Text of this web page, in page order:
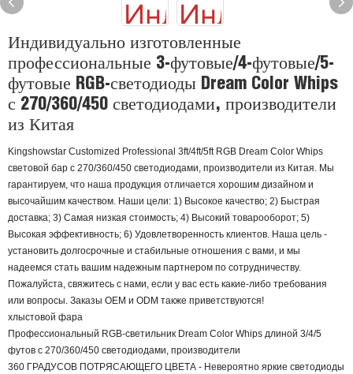
Индивидуально изготовленные
профессиональные 3-футовые/4-футовые/5-
футовые RGB-светодиоды Dream Color Whips
с 270/360/450 светодиодами, производители
из Китая
Kingshowstar Customized Professional 3ft/4ft/5ft RGB Dream Color Whips
световой бар с 270/360/450 светодиодами, производители из Китая. Мы
гарантируем, что наша продукция отличается хорошим дизайном и
высочайшим качеством. Наши цели: 1) Высокое качество; 2) Быстрая
доставка; 3) Самая низкая стоимость; 4) Высокий товарооборот; 5)
Высокая эффективность; 6) Удовлетворенность клиентов. Наша цель -
установить долгосрочные и стабильные отношения с вами, и мы
надеемся стать вашим надежным партнером по сотрудничеству.
Пожалуйста, свяжитесь с нами, если у вас есть какие-либо требования
или вопросы. Заказы OEM и ODM также приветствуются!
хлыстовой фара
Профессиональный RGB-светильник Dream Color Whips длиной 3/4/5
футов с 270/360/450 светодиодами, производители
360 ГРАДУСОВ ПОТРЯСАЮЩЕГО ЦВЕТА - Невероятно яркие светодиоды